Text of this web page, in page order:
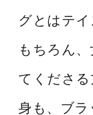
グとはテイ
もちろん
てくださ
身も、ブ